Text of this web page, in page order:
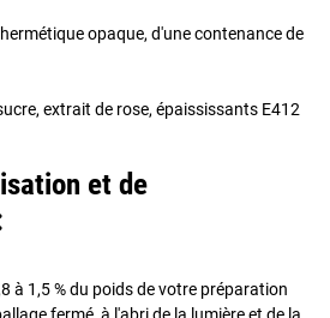
opaque, d'une contenance de
extrait de rose, épaississants E412
et de
à 1,5 % du poids de votre préparation
fermé, à l'abri de la lumière et de la